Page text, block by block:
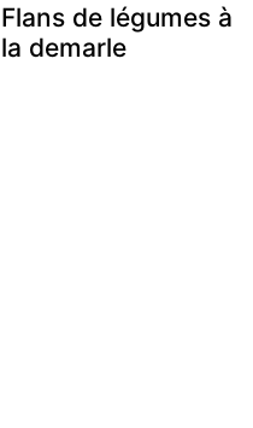
Flans de légumes à
la demarle